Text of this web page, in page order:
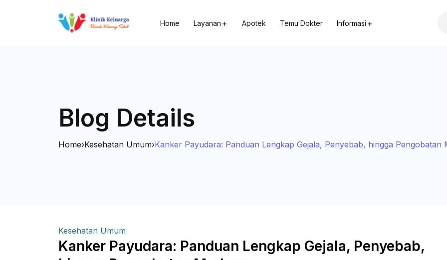
Home Layanan Apotek Temu Dokter Informasi
Blog Details
Home›Kesehatan Umum›Kanker Payudara: Panduan Lengkap Gejala, Penyebab, hingga Pengobatan
Kesehatan Umum
Kanker Payudara: Panduan Lengkap Gejala, Penyebab,